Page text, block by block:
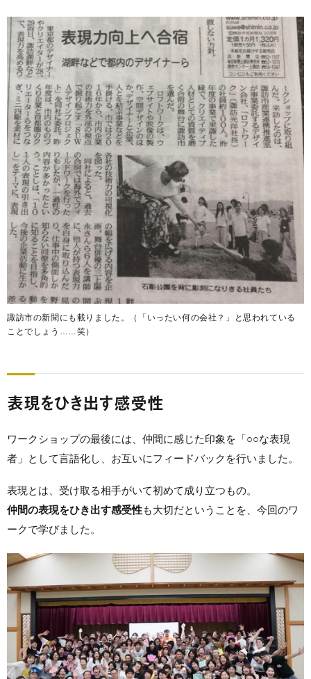
諏訪市の新聞にも載りました。（「いったい何の会社？」と思われている
ことでしょう……笑）
表現をひき出す感受性
ワークショップの最後には、仲間に感じた印象を「○○な表現
者」として言語化し、お互いにフィードバックを行いました。
表現とは、受け取る相手がいて初めて成り立つもの。
仲間の表現をひき出す感受性も大切だということを、今回のワ
ークで学びました。